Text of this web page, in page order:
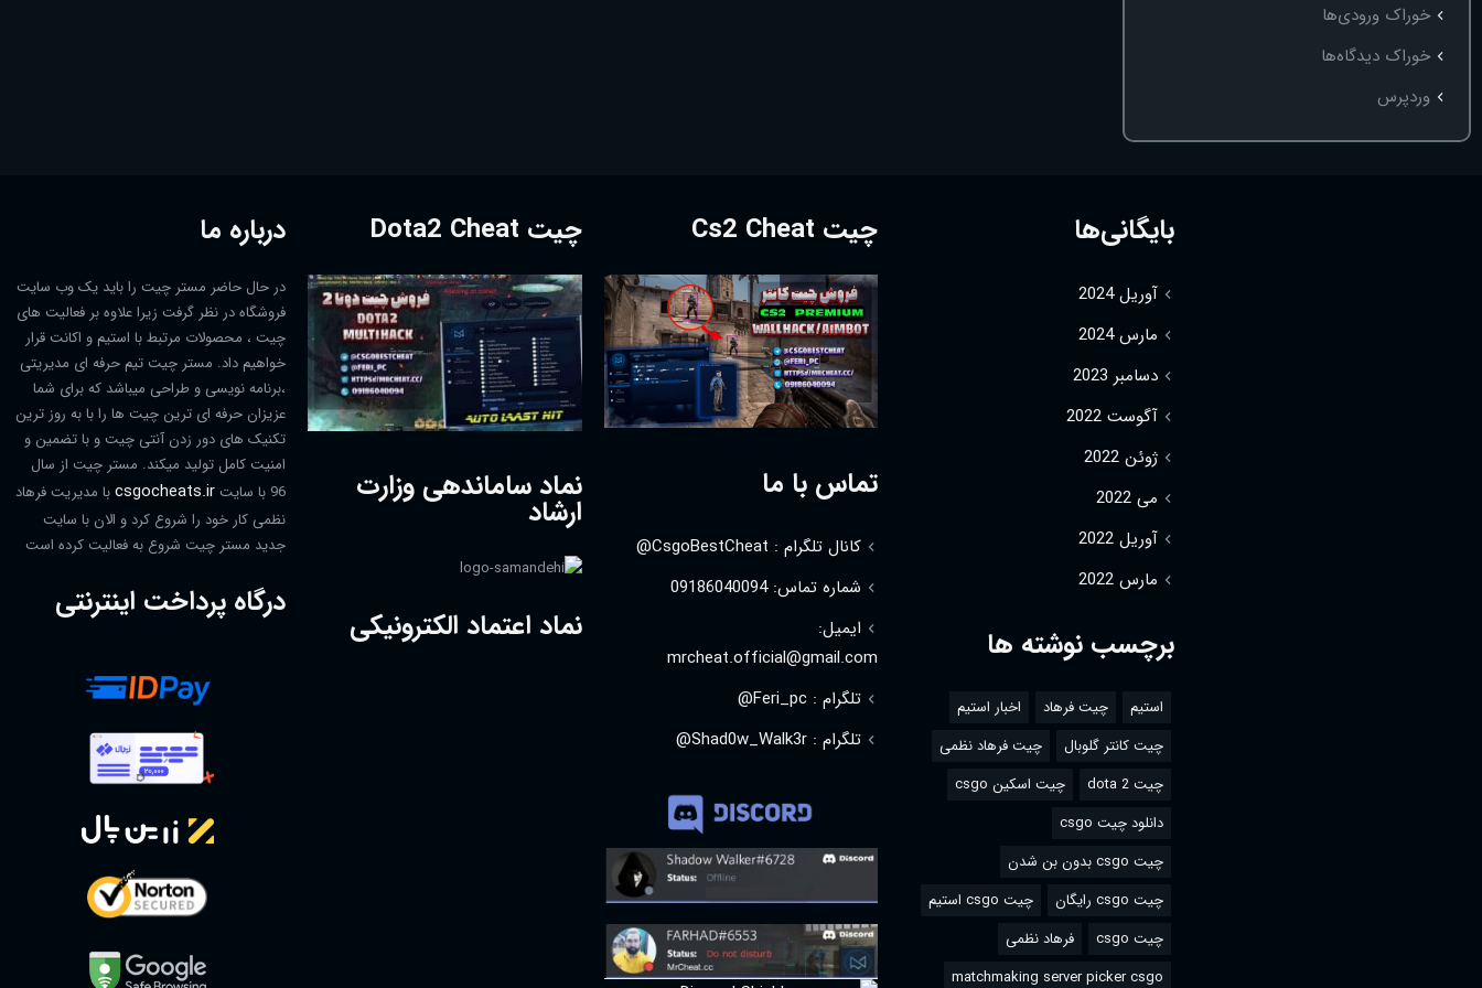
خوراک ورودی‌ها
خوراک دیدگاه‌ها
وردپرس
بایگانی‌ها
آوریل 2024
مارس 2024
دسامبر 2023
آگوست 2022
ژوئن 2022
می 2022
آوریل 2022
مارس 2022
برچسب نوشته ها
استیم چیت فرهاد
اخبار استیم
چیت کانتر گلوبال
چیت فرهاد نظمی
چیت dota 2
چیت اسکین csgo
دانلود چیت csgo
چیت csgo بدون بن شدن
چیت csgo رایگان
چیت csgo استیم
چیت csgo
فرهاد نظمی
matchmaking server picker csgo
چیت Cs2 Cheat
تماس با ما
کانال تلگرام : CsgoBestCheat@
شماره تماس: 09186040094
ایمیل:
mrcheat.official@gmail.com
تلگرام : Feri_pc@
تلگرام : Shad0w_Walk3r@
چیت Dota2 Cheat
نماد ساماندهی وزارت
ارشاد
نماد اعتماد الکترونیکی
درباره ما
در حال حاضر مستر چیت را باید یک وب سایت
فروشگاه در نظر گرفت زیرا علاوه بر فعالیت های
چیت ، محصولات مرتبط با استیم و اکانت قرار
خواهیم داد. مستر چیت تیم حرفه ای مدیریتی
،برنامه نویسی و طراحی میباشد که برای شما
عزیزان حرفه ای ترین چیت ها را با به روز ترین
تکنیک های دور زدن آنتی چیت و با تضمین و
امنیت کامل تولید میکند. مستر چیت از سال
96 با سایت
csgocheats.irبا مدیریت فرهاد
نظمی کار خود را شروع کرد و الان با سایت
جدید مستر چیت شروع به فعالیت کرده است
درگاه پرداخت اینترنتی